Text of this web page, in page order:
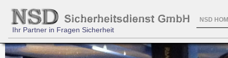
Ihr Partner in Fragen Sicherheit
NSD